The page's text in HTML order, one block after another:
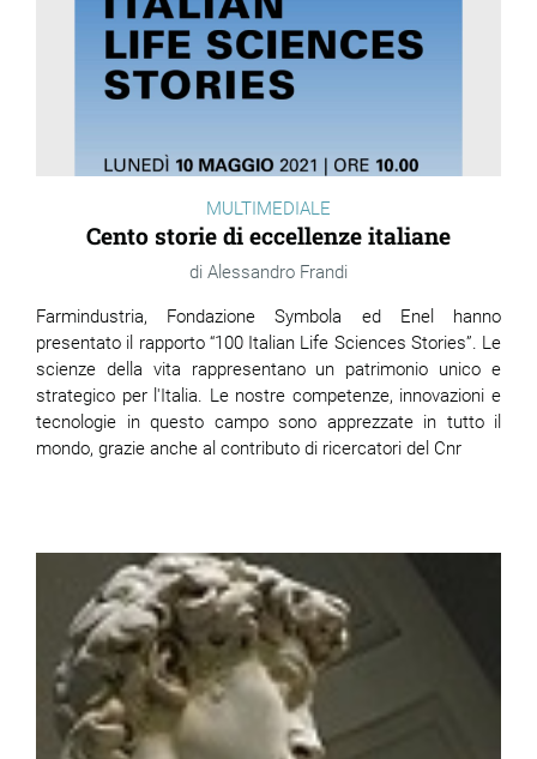
MULTIMEDIALE
Cento storie di eccellenze italiane
Alessandro Frandi
Farmindustria, Fondazione Symbola ed Enel hanno
presentato il rapporto “100 Italian Life Sciences Stories”. Le
scienze della vita rappresentano un patrimonio unico e
strategico per l'Italia. Le nostre competenze, innovazioni e
tecnologie in questo campo sono apprezzate in tutto il
mondo, grazie anche al contributo di ricercatori del Cnr